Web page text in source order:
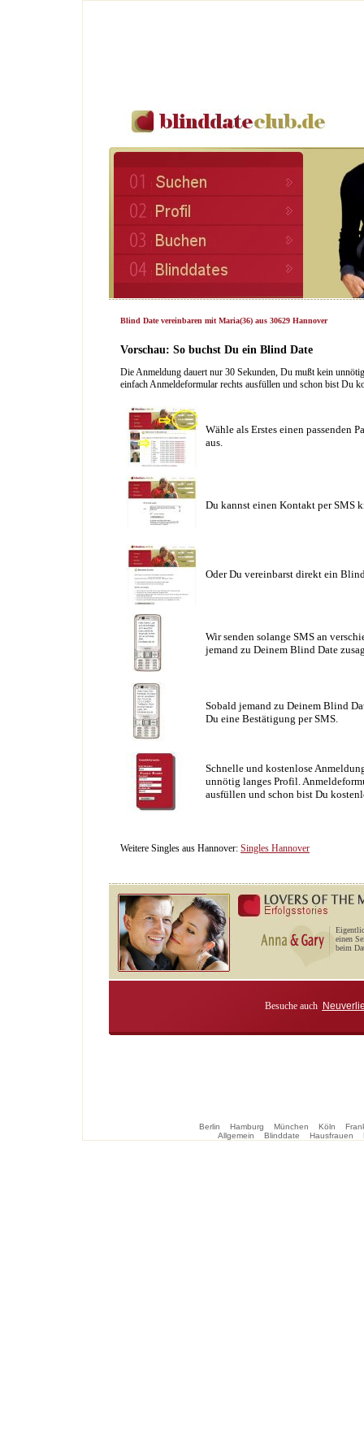
Blind Date vereinbaren mit Maria(36) aus 30629 Hannover
Vorschau: So buchst Du ein Blind Date
Die Anmeldung dauert nur 30 Sekunden, Du mußt kein
einfach Anmeldeformular rechts ausfüllen und schon bist Du
Wähle als Erstes einen passenden
aus.
Du kannst einen Kontakt per SMS
Oder Du vereinbarst direkt ein
Wir senden solange SMS an
jemand zu Deinem Blind Date
Sobald jemand zu Deinem Blind
Du eine Bestätigung per SMS.
Schnelle und kostenlose
unnötig langes Profil.
ausfüllen und schon bist Du
Weitere Singles aus Hannover: Singles Hannover
einen
beim
Besuche auch
Berlin Hamburg München Köln
Allgemein
Blinddate Hausfrauen